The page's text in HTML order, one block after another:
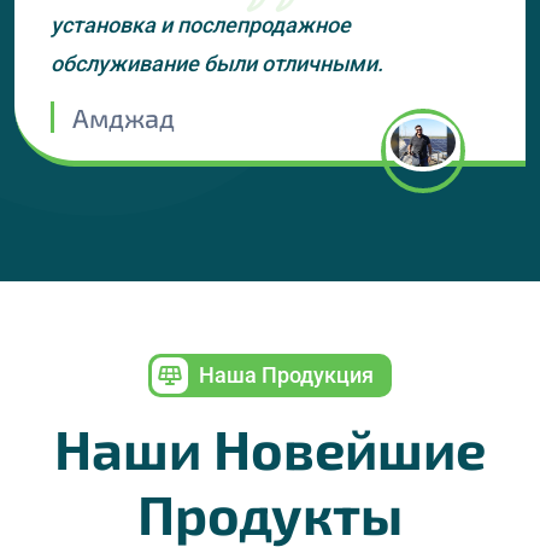
установка и послепродажное
обслуживание были отличными.
Амджад
Наша Продукция
Наши Новейшие
Продукты